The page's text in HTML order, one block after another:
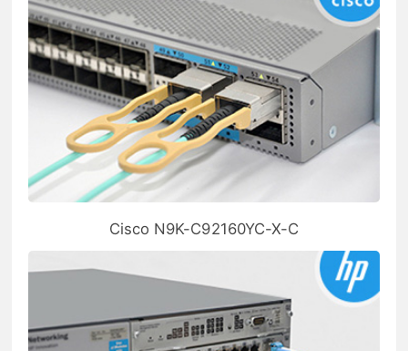
Cisco N9K-C92160YC-X-C